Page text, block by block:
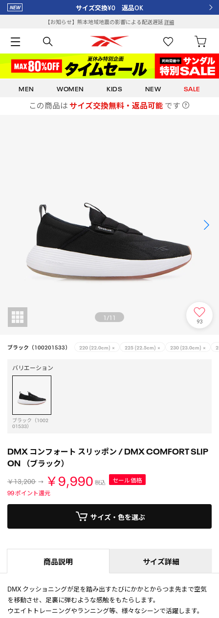
サイズ交換¥0 返品OK
【お知らせ】熊本地域地震の影響による配送遅延詳細
MEN WOMEN KIDS NEW SALE
この商品は サイズ交換無料・返品可能 です
1/11 93
ブラック（100201533） 220 (22.0cm) × 225 (22.5cm) × 230 (23.0cm) ×
バリエーション
ブラック（1002
01533）
DMX コンフォート スリッポン / DMX COMFORT SLIP
ON （ブラック）
￥13,200 ￥9,990 税込
セール価格
99ポイント還元
サイズ・色を選ぶ
商品説明 サイズ詳細
DMX クッショニングが足を踏み出すたびにかかとからつま先まで空気
を移動させ、足裏に弾むような感触をもたらします。
ウエイトトレーニングやランニング等、様々なシーンで活躍します。